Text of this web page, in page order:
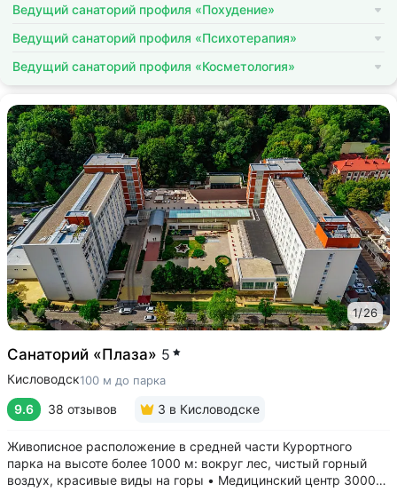
Ведущий санаторий профиля «Похудение»
Ведущий санаторий профиля «Психотерапия»
Ведущий санаторий профиля «Косметология»
1/26
Санаторий «Плаза» 5
Кисловодск100 м до парка
9.6 38 отзывов 3 в Кисловодске
Живописное расположение в средней части Курортного
парка на высоте более 1000 м: вокруг лес, чистый горный
воздух, красивые виды на горы • Медицинский центр 3000